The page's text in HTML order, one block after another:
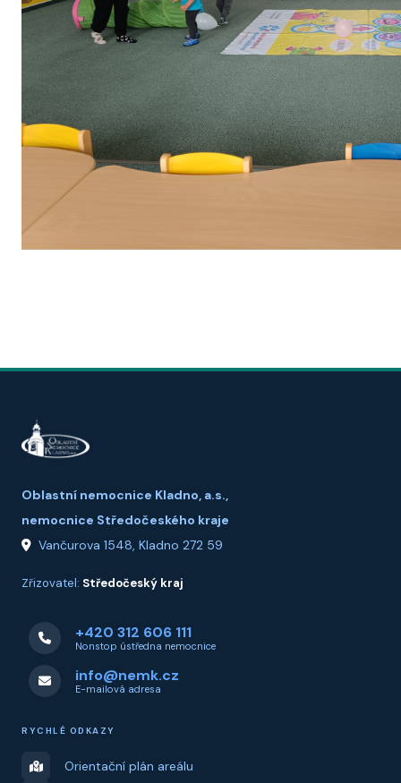
Oblastní nemocnice Kladno, a.s.,
nemocnice Středočeského kraje
Vančurova 1548, Kladno 272 59
Zřizovatel: Středočeský kraj
+420 312 606 111
Nonstop ústředna nemocnice
info@nemk.cz
E-mailová adresa
RYCHLÉ ODKAZY
Orientační plán areálu